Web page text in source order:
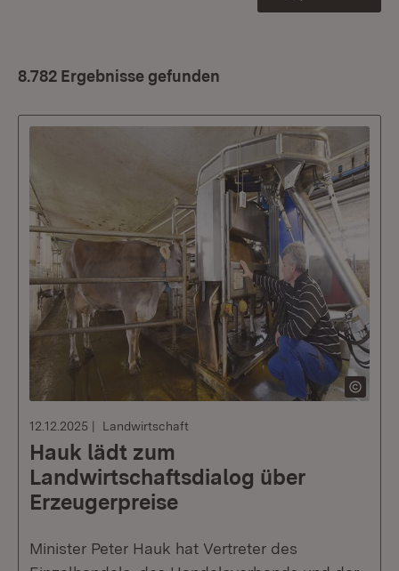
8.782 Ergebnisse gefunden
12.12.2025 Landwirtschaft
Hauk lädt zum
Landwirtschaftsdialog über
Erzeugerpreise
Minister Peter Hauk hat Vertreter des